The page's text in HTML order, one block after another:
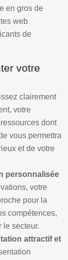
en gros de
web
de
votre
clairement
votre
dont
vous permettra
et de votre
personnalisée
votre
pour la
compétences,
le secteur.
attractif et